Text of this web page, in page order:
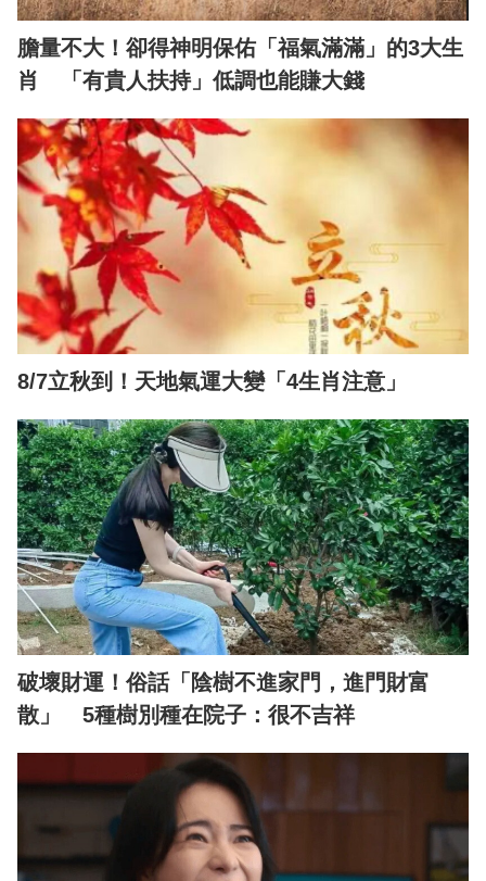
膽量不大！卻得神明保佑「福氣滿滿」的3大生
肖 「有貴人扶持」低調也能賺大錢
8/7立秋到！天地氣運大變「4生肖注意」
破壞財運！俗話「陰樹不進家門，進門財富
散」 5種樹別種在院子：很不吉祥